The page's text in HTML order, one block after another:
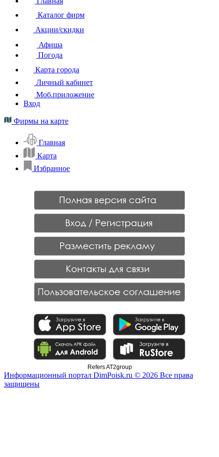
Каталог фирм
Акции/скидки
Афиша
Погода
Карта города
Личный кабинет
Моб.приложение
Вход
Фирмы на карте
Главная
Карта
Избранное
Refers AT2group
Информационный портал DimPoisk.ru © 2026 Все права
защищены